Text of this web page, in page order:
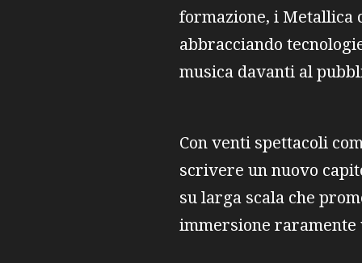
formazione, i Metallica
abbracciando
musica davanti al
Con venti spettacoli
scrivere un nuovo
su larga scala che
immersione raramente